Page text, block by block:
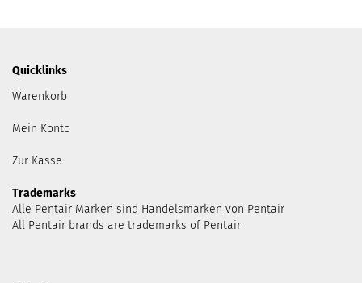
Quicklinks
Warenkorb
Mein Konto
Zur Kasse
Trademarks
Alle Pentair Marken sind Handelsmarken von Pentair
All Pentair brands are trademarks of Pentair